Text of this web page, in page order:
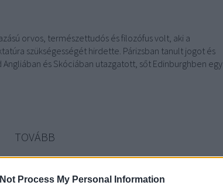
Process My Personal Information
orvos, természettudós és filozófus volt, aki a
szükségességét hirdette. Párizsban tanult jogot és
és Skóciában utazgatott, sőt Edinburghben egy
TOVÁBB